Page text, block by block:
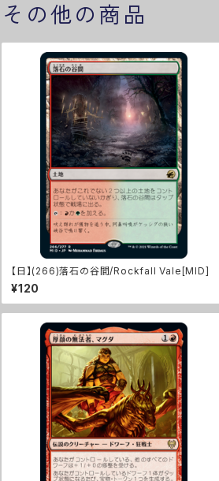
その他の商品
【日】(266)落石の谷間/Rockfall Vale[MID]
¥120